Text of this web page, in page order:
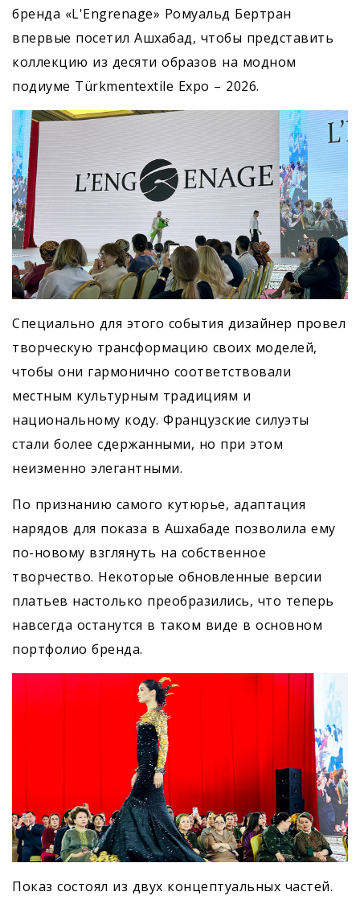
бренда «L'Engrenage» Ромуальд Бертран
впервые посетил Ашхабад, чтобы представить
коллекцию из десяти образов на модном
подиуме Türkmentextile Expo – 2026.
Специально для этого события дизайнер провел
творческую трансформацию своих моделей,
чтобы они гармонично соответствовали
местным культурным традициям и
национальному коду. Французские силуэты
стали более сдержанными, но при этом
неизменно элегантными.
По признанию самого кутюрье, адаптация
нарядов для показа в Ашхабаде позволила ему
по-новому взглянуть на собственное
творчество. Некоторые обновленные версии
платьев настолько преобразились, что теперь
навсегда останутся в таком виде в основном
портфолио бренда.
Показ состоял из двух концептуальных частей.